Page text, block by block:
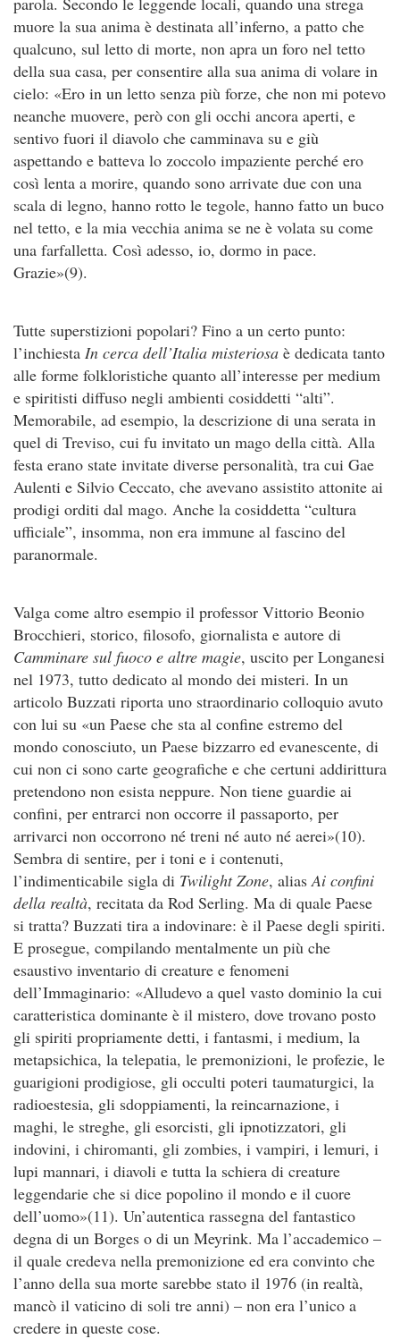
muore la sua anima è destinata all’inferno, a patto che
qualcuno, sul letto di morte, non apra un foro nel tetto
della sua casa, per consentire alla sua anima di volare in
cielo: «Ero in un letto senza più forze, che non mi potevo
neanche muovere, però con gli occhi ancora aperti, e
sentivo fuori il diavolo che camminava su e giù
aspettando e batteva lo zoccolo impaziente perché ero
così lenta a morire, quando sono arrivate due con una
scala di legno, hanno rotto le tegole, hanno fatto un buco
nel tetto, e la mia vecchia anima se ne è volata su come
una farfalletta. Così adesso, io, dormo in pace.
Grazie»(9).
Tutte superstizioni popolari? Fino a un certo punto:
l’inchiesta In cerca dell’Italia misteriosa è dedicata tanto
alle forme folkloristiche quanto all’interesse per medium
e spiritisti diffuso negli ambienti cosiddetti “alti”.
Memorabile, ad esempio, la descrizione di una serata in
quel di Treviso, cui fu invitato un mago della città. Alla
festa erano state invitate diverse personalità, tra cui Gae
Aulenti e Silvio Ceccato, che avevano assistito attonite ai
prodigi orditi dal mago. Anche la cosiddetta “cultura
ufficiale”, insomma, non era immune al fascino del
paranormale.
Valga come altro esempio il professor Vittorio Beonio
Brocchieri, storico, filosofo, giornalista e autore di
Camminare sul fuoco e altre magie, uscito per Longanesi
nel 1973, tutto dedicato al mondo dei misteri. In un
articolo Buzzati riporta uno straordinario colloquio avuto
con lui su «un Paese che sta al confine estremo del
mondo conosciuto, un Paese bizzarro ed evanescente, di
cui non ci sono carte geografiche e che certuni addirittura
pretendono non esista neppure. Non tiene guardie ai
confini, per entrarci non occorre il passaporto, per
arrivarci non occorrono né treni né auto né aerei»(10).
Sembra di sentire, per i toni e i contenuti,
l’indimenticabile sigla di Twilight Zone, aliasAi confini
della realtà, recitata da Rod Serling. Ma di quale Paese
si tratta? Buzzati tira a indovinare: è il Paese degli spiriti.
E prosegue, compilando mentalmente un più che
esaustivo inventario di creature e fenomeni
dell’Immaginario: «Alludevo a quel vasto dominio la cui
caratteristica dominante è il mistero, dove trovano posto
gli spiriti propriamente detti, i fantasmi, i medium, la
metapsichica, la telepatia, le premonizioni, le profezie, le
guarigioni prodigiose, gli occulti poteri taumaturgici, la
radioestesia, gli sdoppiamenti, la reincarnazione, i
maghi, le streghe, gli esorcisti, gli ipnotizzatori, gli
indovini, i chiromanti, gli zombies, i vampiri, i lemuri, i
lupi mannari, i diavoli e tutta la schiera di creature
leggendarie che si dice popolino il mondo e il cuore
dell’uomo»(11). Un’autentica rassegna del fantastico
degna di un Borges o di un Meyrink. Ma l’accademico –
il quale credeva nella premonizione ed era convinto che
l’anno della sua morte sarebbe stato il 1976 (in realtà,
mancò il vaticino di soli tre anni) – non era l’unico a
credere in queste cose.